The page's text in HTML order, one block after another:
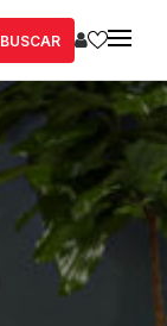
BUSCAR